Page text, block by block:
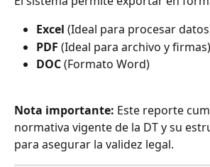
Excel (Ideal para procesar
PDF (Ideal para archivo y
DOC (Formato Word)
Nota importante: Este reporte
normativa vigente de la DT y su
para asegurar la validez legal.